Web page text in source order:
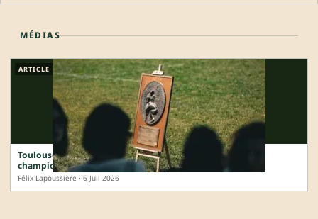
MÉDIAS
ARTICLE
Toulouse, Vannes, Bastia : la carte de France complète des
champions 2025-2026
Félix Lapoussière · 6 Juil 2026